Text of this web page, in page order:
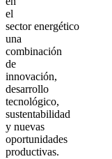
el
sector energético
una
combinación
de
innovación,
desarrollo
tecnológico,
sustentabilidad
y nuevas
oportunidades
productivas.